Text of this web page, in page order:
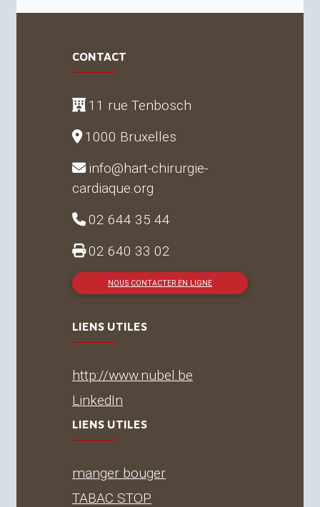
CONTACT
11 rue Tenbosch
1000 Bruxelles
info@hart-chirurgie-
cardiaque.org
02 644 35 44
02 640 33 02
NOUS CONTACTER EN LIGNE
LIENS UTILES
http://www.nubel.be
LinkedIn
LIENS UTILES
manger bouger
TABAC STOP